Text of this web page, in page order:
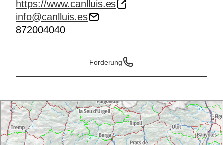
https://www.canlluis.es
info@canlluis.es
872004040
Forderung